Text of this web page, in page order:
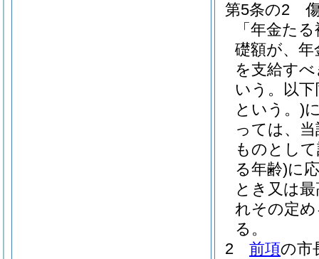
第5条の2
「年金た
礎額が、
を支給す
いう。以下
という。)
っては、
ものとし
る年齢)に
とき又は
れその定
る。
2
前項の市